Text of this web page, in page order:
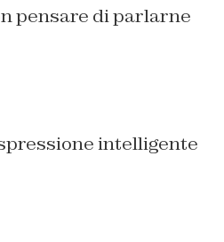
pensare di parlarne
intelligente